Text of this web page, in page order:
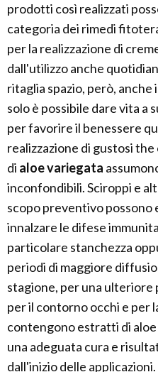
prodotti così realizzati
categoria dei rimedi
per la realizzazione di
dall'utilizzo anche
ritaglia spazio, però,
solo è possibile dare vita a
per favorire il benessere
realizzazione di gustosi
di aloe variegata
inconfondibili. Sciroppi e
scopo preventivo possono
innalzare le difese
particolare stanchezza
periodi di maggiore
stagione, per una
per il contorno occhi e per
contengono estratti di
una adeguata cura e
dall'inizio delle